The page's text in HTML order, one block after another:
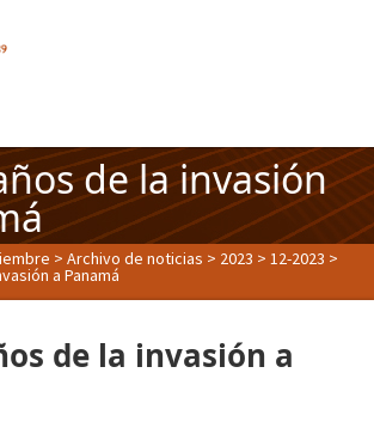
de la invasión
>Archivo de noticias > 2023 >12-2023 >
a Panamá
de la invasión a